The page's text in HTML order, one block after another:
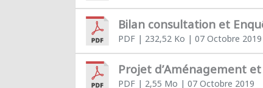
Bilan consultation et
PDF| 232,52 Ko | 07 Octobre 2019
Projet d’Aménagement
PDF| 2,55 Mo | 07 Octobre 2019